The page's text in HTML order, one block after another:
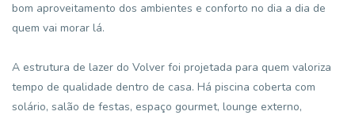
bom aproveitamento dos ambientes e conforto no dia a dia de
quem vai morar lá.
A estrutura de lazer do Volver foi projetada para quem valoriza
tempo de qualidade dentro de casa. Há piscina coberta com
solário, salão de festas, espaço gourmet, lounge externo,